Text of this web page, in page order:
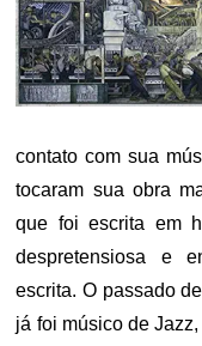
contato com sua
tocaram sua obra
que foi escrita em
despretensiosa e
escrita. O passado
já foi músico de